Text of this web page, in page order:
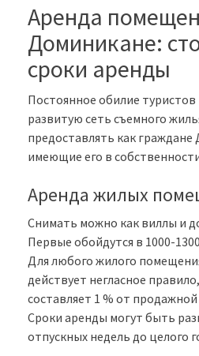
Аренда
Доминикане:
сроки аренды
Постоянное обилие
развитую сеть съемного
предоставлять как
имеющие его в
Аренда жилых
Снимать можно как виллы и
Первые обойдутся в 1000-
Для любого жилого
действует негласное
составляет 1 % от
Сроки аренды могут быть
отпускных недель до целого